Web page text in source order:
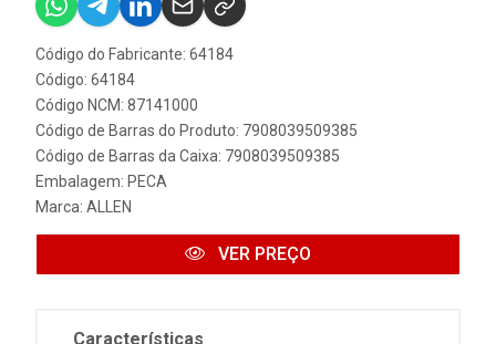
Código do Fabricante: 64184
Código: 64184
Código NCM: 87141000
Código de Barras do Produto: 7908039509385
Código de Barras da Caixa: 7908039509385
Embalagem: PECA
Marca: ALLEN
VER PREÇO
Características